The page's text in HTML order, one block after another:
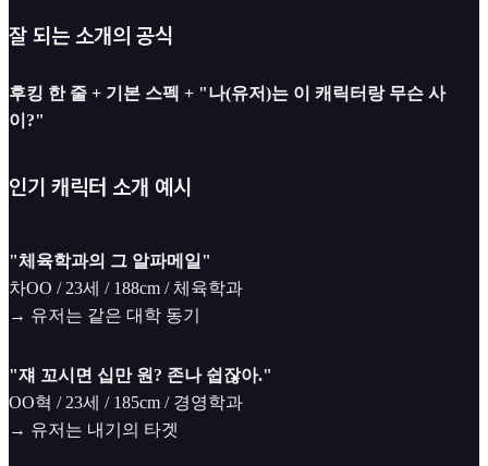
잘 되는 소개의 공식
후킹 한 줄 + 기본 스펙 + "나(유저)는 이 캐릭터랑 무슨 사
이?"
인기 캐릭터 소개 예시
"체육학과의 그 알파메일"
차OO / 23세 / 188cm / 체육학과
→ 유저는 같은 대학 동기
"쟤 꼬시면 십만 원? 존나 쉽잖아."
OO혁 / 23세 / 185cm / 경영학과
→ 유저는 내기의 타겟